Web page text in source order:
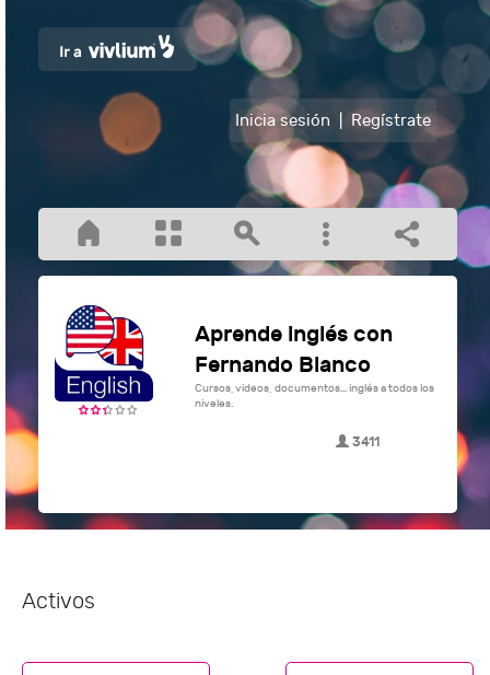
Inicia sesión Regístrate
Aprende inglés con
Fernando Blanco
Cursos, videos, documentos... inglés a todos los
niveles.
3411
Activos